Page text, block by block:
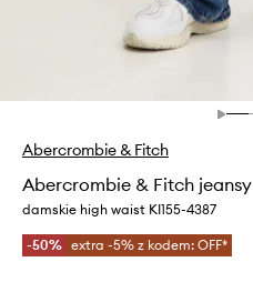
Abercrombie & Fitch
Abercrombie & Fitch jeansy
damskie high waist KI155-4387
-50% extra -5% z kodem: OFF*